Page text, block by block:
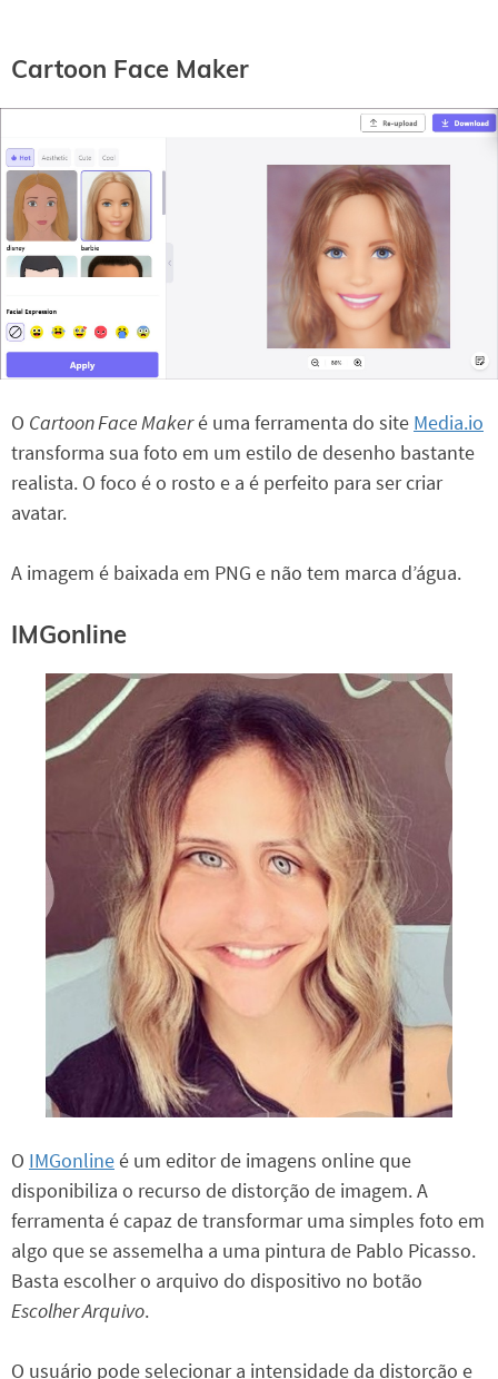
Cartoon Face Maker
O Cartoon Face Makeré uma ferramenta do site Media.io
transforma sua foto em um estilo de desenho bastante
realista. O foco é o rosto e a é perfeito para ser criar
avatar.
A imagem é baixada em PNG e não tem marca d’água.
IMGonline
O IMGonlineé um editor de imagens online que
disponibiliza o recurso de distorção de imagem. A
ferramenta é capaz de transformar uma simples foto em
algo que se assemelha a uma pintura de Pablo Picasso.
Basta escolher o arquivo do dispositivo no botão
Escolher Arquivo.
O usuário pode selecionar a intensidade da distorção e